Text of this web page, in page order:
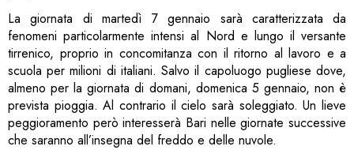
La giornata di martedì 7 gennaio sarà caratterizzata da
fenomeni particolarmente intensi al Nord e lungo il versante
tirrenico, proprio in concomitanza con il ritorno al lavoro e a
scuola per milioni di italiani. Salvo il capoluogo pugliese dove,
almeno per la giornata di domani, domenica 5 gennaio, non è
prevista pioggia. Al contrario il cielo sarà soleggiato. Un lieve
peggioramento però interesserà Bari nelle giornate successive
che saranno all’insegna del freddo e delle nuvole.